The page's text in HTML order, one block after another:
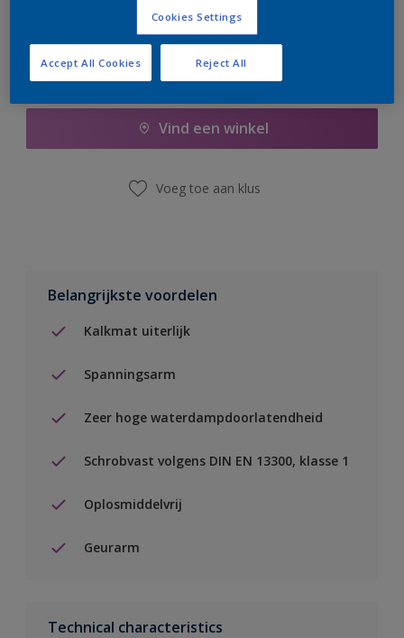
Boodschappenlijst
Vind een winkel
Voeg toe aan klus
Belangrijkste voordelen
Kalkmat uiterlijk
Spanningsarm
Zeer hoge waterdampdoorlatendheid
Schrobvast volgens DIN EN 13300, klasse 1
Oplosmiddelvrij
Geurarm
Technical characteristics
Cookies Settings
Reject All
Accept All Cookies